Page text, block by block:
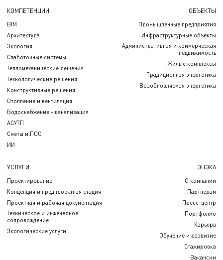
КОМПЕТЕНЦИИ
BIM
Архитектура
Экология
Слаботочные системы
Тепломеханические решения
Технологические решения
Конструктивные решения
Отопление и вентиляция
Водоснабжение + канализация
АСУТП
Сметы и ПОС
ИИ
ОБЪЕКТЫ
Промышленные предприятия
Инфраструктурные объекты
Административная и коммерческая
недвижимость
Жилые комплексы
Традиционная энергетика
Возобновляемая энергетика
УСЛУГИ
Проектирование
Концепция и предпроектная стадия
Проектная и рабочая документация
Техническое и инженерное
сопровождение
Экологические услуги
ЭНЭКА
О компании
Партнерам
Пресс-центр
Портфолио
Карьера
Обучение и развитие
Стажировка
Вакансии